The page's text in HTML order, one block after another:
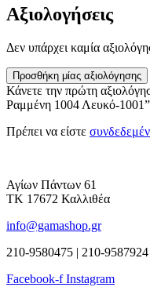
Αξιολογήσεις
Δεν υπάρχει καμία
Προσθήκη μίας αξιολόγησης
Κάνετε την πρώτη
Ραμμένη 1004 Λευκό-1001”
Πρέπει να είστε
Αγίων Πάντων 61
ΤΚ 17672 Καλλιθέα
info@gamashop.gr
210-9580475 | 210-
Facebook-f Instagram